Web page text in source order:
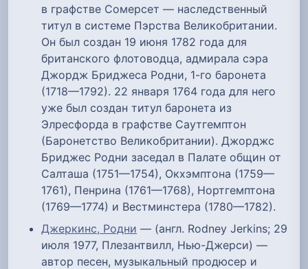
в графстве Сомерсет — наследственный
титул в системе Пэрства Великобритании.
Он был создан 19 июня 1782 года для
британского флотоводца, адмирала сэра
Джордж Бриджеса Родни, 1-го баронета
(1718—1792). 22 января 1764 года для него
уже был создан титул баронета из
Элресфорда в графстве Саутгемптон
(Баронетство Великобритании). Джорджс
Бриджес Родни заседал в Палате общин от
Салташа (1751—1754), Окхэмптона (1759—
1761), Пенрина (1761—1768), Нортгемптона
(1769—1774) и Вестминстера (1780—1782).
Джеркинс, Родни — (англ. Rodney Jerkins; 29
июля 1977, Плезантвилл, Нью-Джерси) —
автор песен, музыкальный продюсер и